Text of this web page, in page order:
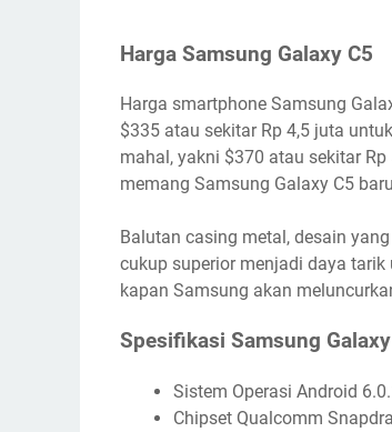
Harga Samsung Galaxy C5
Harga smartphone Samsung
$335 atau sekitar Rp 4,5 juta
mahal, yakni $370 atau sekitar
memang Samsung Galaxy C5
Balutan casing metal, desain
cukup superior menjadi daya
kapan Samsung akan
Spesifikasi Samsung
Sistem Operasi Android
Chipset Qualcomm